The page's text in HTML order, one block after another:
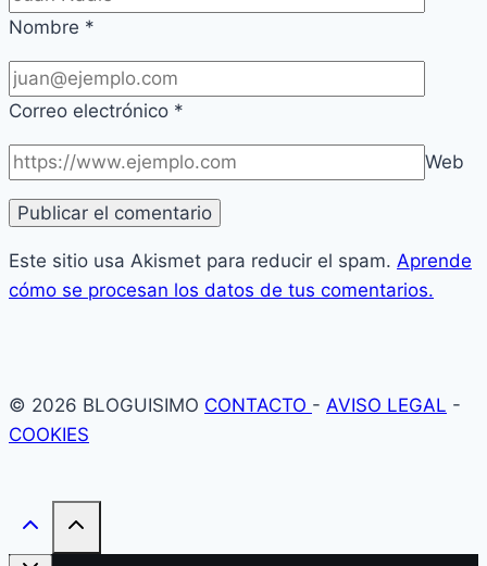
Nombre *
Correo electrónico *
Web
Este sitio usa Akismet para reducir el spam. Aprende
cómo se procesan los datos de tus comentarios.
© 2026 BLOGUISIMO CONTACTO - AVISO LEGAL -
COOKIES